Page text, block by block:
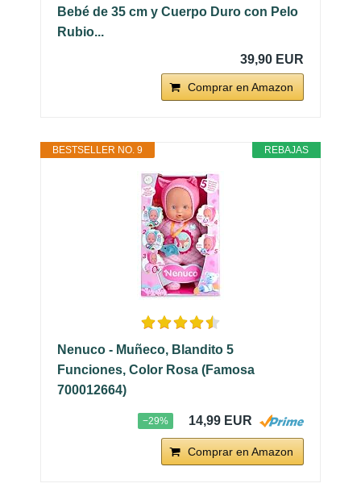
Bebé de 35 cm y Cuerpo Duro con Pelo
Rubio...
39,90 EUR
Comprar en Amazon
REBAJAS
BESTSELLER NO. 9
Nenuco - Muñeco, Blandito 5
Funciones, Color Rosa (Famosa
700012664)
−29% 14,99 EUR
Comprar en Amazon